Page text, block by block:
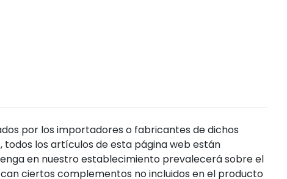
por los importadores o fabricantes de dichos
los artículos de esta página web están
en nuestro establecimiento prevalecerá sobre el
ciertos complementos no incluidos en el producto